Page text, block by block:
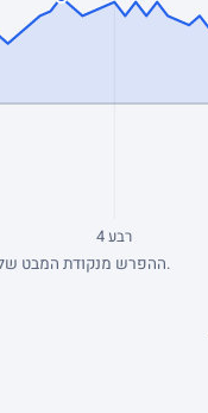
רבע 4
ההפרש מנקודת המבט של מכבי, סל אחרי סל. כחול: מכבי מובילה. השיא: +23, הפיגור העמוק: -. הנתונים המלאים בטבלת הרבעים למעלה.